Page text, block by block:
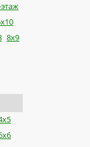
этаж
8x9